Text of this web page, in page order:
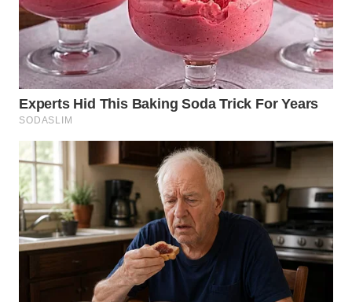
WN
KUNINGAN
WN
MAJALENGKA
WN
SUBANG
WN
SUKABUMI